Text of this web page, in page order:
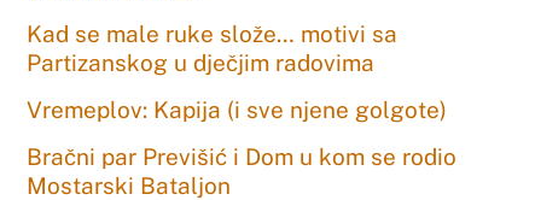
Kad se male ruke slože… motivi sa
Partizanskog u dječjim radovima
Vremeplov: Kapija (i sve njene golgote)
Bračni par Previšić i Dom u kom se rodio
Mostarski Bataljon